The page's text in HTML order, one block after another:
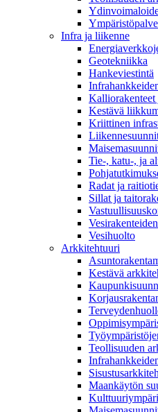
Infra ja liikenne
Geotekniikka
Hankeviestintä
Kalliorakenteet
Kestävä
Kriittinen
Tie-, katu-, ja
Radat ja
Sillat ja
Vesihuolto
Arkkitehtuuri
Kestävä
Teollisuuden
Maankäytön